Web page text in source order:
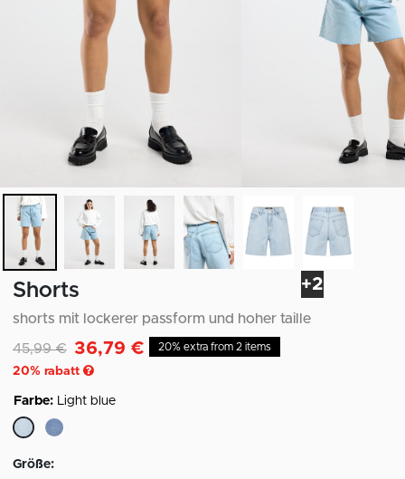
+2
Shorts
shorts mit lockerer passform und hoher taille
Reduziert von
45,99 €auf36,79 €
20% rabatt
20% extra from 2 items
Farbe: Light blue
Größe: